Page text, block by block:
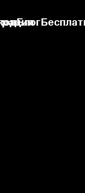
Блог